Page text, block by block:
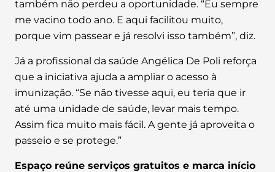
também não perdeu a oportunidade. “Eu sempre
me vacino todo ano. E aqui facilitou muito,
porque vim passear e já resolvi isso também”, diz.
Já a profissional da saúde Angélica De Poli reforça
que a iniciativa ajuda a ampliar o acesso à
imunização. “Se não tivesse aqui, eu teria que ir
até uma unidade de saúde, levar mais tempo.
Assim fica muito mais fácil. A gente já aproveita o
passeio e se protege.”
Espaço reúne serviços gratuitos e marca início